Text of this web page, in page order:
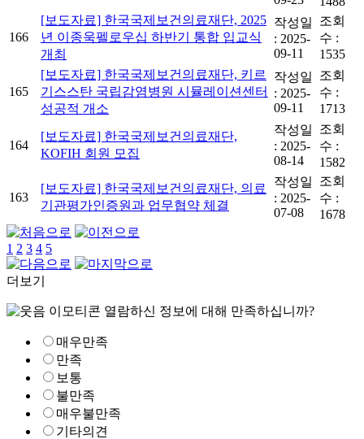
166
[보도자료] 한국국제보건의료재단, 2025
년 이종욱펠로우십 하반기 통합 입교식
개최
작성일
: 2025-
09-11
조회
수 :
1535
165
[보도자료] 한국국제보건의료재단, 키르
기스스탄 국립감염병원 시뮬레이션센터
성공적 개소
작성일
: 2025-
09-11
조회
수 :
1713
164
[보도자료] 한국국제보건의료재단,
KOFIH 회원 모집
작성일
: 2025-
08-14
조회
수 :
1582
163
[보도자료] 한국국제보건의료재단, 의료
기관평가인증원과 업무협약 체결
작성일
: 2025-
07-08
조회
수 :
1678
1 2 3 4 5
더보기
열람하신 정보에 대해 만족하십니까?
매우만족
만족
보통
불만족
매우불만족
기타의견